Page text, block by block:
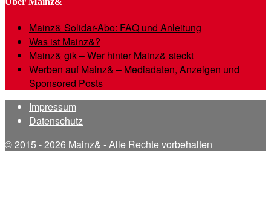
Mainz& Solidar-Abo: FAQ und Anleitung
Was ist Mainz&?
Mainz& gik – Wer hinter Mainz& steckt
Werben auf Mainz& – Mediadaten, Anzeigen und
Sponsored Posts
Impressum
Datenschutz
© 2015 - 2026 Mainz& - Alle Rechte vorbehalten